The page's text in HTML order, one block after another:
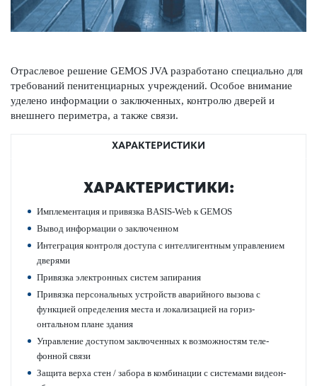
Отрасл­евое решение GEMOS JVA раз­р­а­ботано специально для
требований пенитенциарных учрежд­ений. Особое внимание
уде­лено информации о заключенных, контролю дверей и
внешнего пер­иметра, а также связи.
ХАРАКТЕРИСТИКИ
ХАР­АКТЕР­И­С­ТИКИ:
Импл­ементация и привязка BASIS-Web к GEMOS
Вывод информации о заключенном
Интеграция контроля дос­тупа с интеллиг­ентным управ­лением
дверями
Привязка электронных систем запирания
Привязка персон­альных устройств авар­ийного вызова с
функцией опреде­л­ения места и локал­изацией на гор­и­з­
онтальном плане здания
Управ­ление дос­тупом заключенных к возможно­стям тел­е­
фонной связи
Защита верха стен / забора в комб­инации с сис­темами видеон­